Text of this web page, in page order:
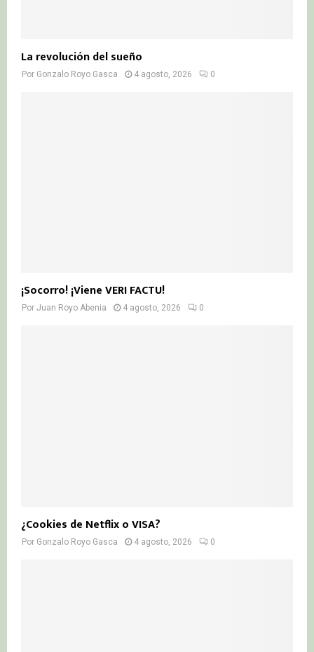
La revolución del sueño
Por Gonzalo Royo Gasca 4 agosto, 2026 0
¡Socorro! ¡Viene VERI FACTU!
Por Juan Royo Abenia 4 agosto, 2026 0
¿Cookies de Netflix o VISA?
Por Gonzalo Royo Gasca 4 agosto, 2026 0